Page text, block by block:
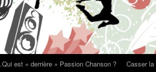
.Qui est « derrière » Passion Chanson ?
Casser la